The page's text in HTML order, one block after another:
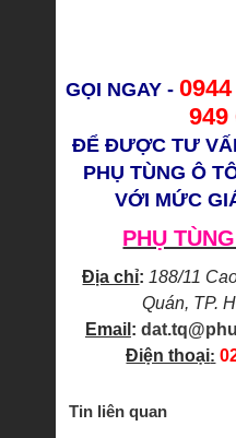
GỌI NGAY -
949
ĐỂ ĐƯỢC TƯ
PHỤ TÙNG Ô
VỚI MỨC
PHỤ
Địa chỉ: 188/11
Quán, TP.
Email :
Điện thoại:
Tin liên quan